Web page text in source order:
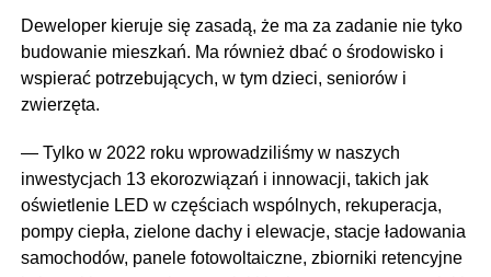
Deweloper kieruje się zasadą, że ma za zadanie nie tyko
budowanie mieszkań. Ma również dbać o środowisko i
wspierać potrzebujących, w tym dzieci, seniorów i
zwierzęta.
— Tylko w 2022 roku wprowadziliśmy w naszych
inwestycjach 13 ekorozwiązań i innowacji, takich jak
oświetlenie LED w częściach wspólnych, rekuperacja,
pompy ciepła, zielone dachy i elewacje, stacje ładowania
samochodów, panele fotowoltaiczne, zbiorniki retencyjne